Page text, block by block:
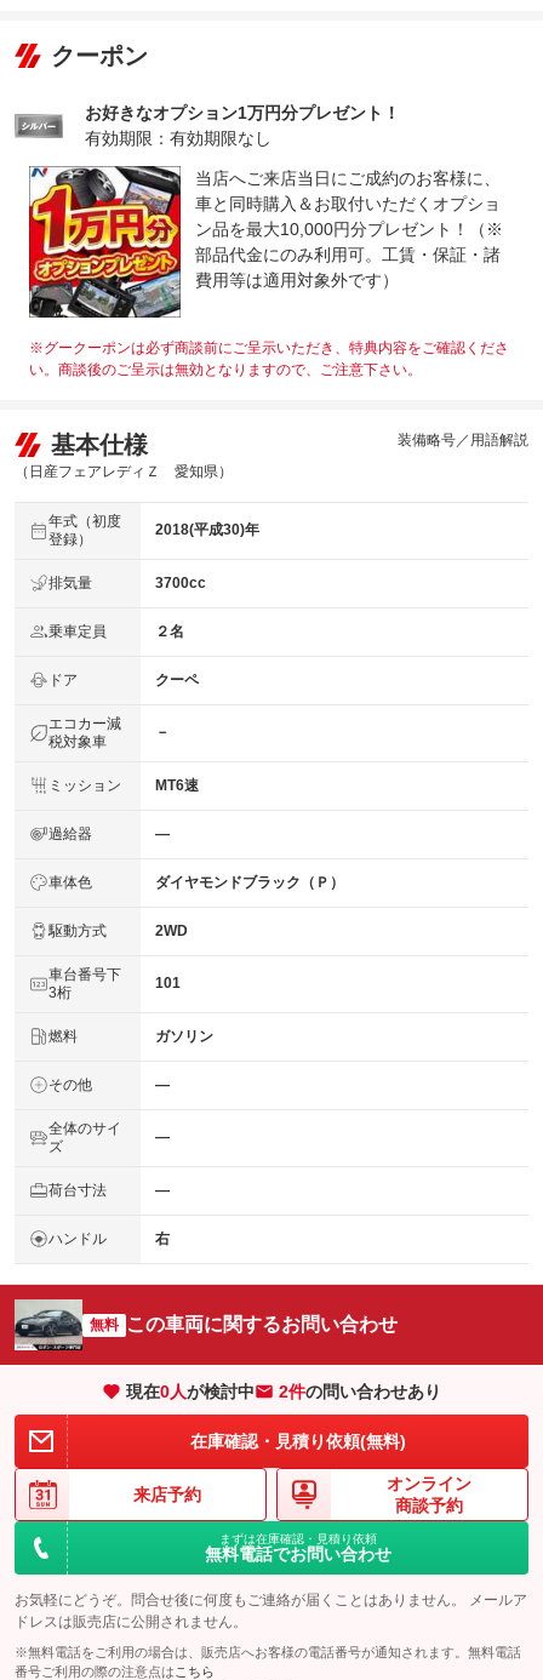
クーポン
お好きなオプション1万円分プレゼント！
有効期限：有効期限なし
当店へご来店当日にご成約のお客様に、
車と同時購入＆お取付いただくオプショ
ン品を最大10,000円分プレゼント！（※
部品代金にのみ利用可。工賃・保証・諸
費用等は適用対象外です）
※グークーポンは必ず商談前にご呈示いただき、特典内容をご確認くださ
い。商談後のご呈示は無効となりますので、ご注意下さい。
基本仕様
（日産フェアレディＺ 愛知県）
装備略号／用語解説
年式（初度
登録）
2018(平成30)年
排気量 3700cc
乗車定員 ２名
ドア クーペ
エコカー減
税対象車
－
ミッション MT6速
過給器 ―
車体色 ダイヤモンドブラック（Ｐ）
駆動方式 2WD
車台番号下
3桁
101
燃料 ガソリン
その他 ―
全体のサイ
ズ
―
荷台寸法 ―
ハンドル 右
無料 この車両に関するお問い合わせ
現在0人が検討中 2件の問い合わせあり
在庫確認・見積り依頼(無料)
来店予約
オンライン
商談予約
まずは在庫確認・見積り依頼
無料電話でお問い合わせ
お気軽にどうぞ。問合せ後に何度もご連絡が届くことはありません。 メールア
ドレスは販売店に公開されません。
※無料電話をご利用の場合は、販売店へお客様の電話番号が通知されます。無料電話
番号ご利用の際の注意点は こちら